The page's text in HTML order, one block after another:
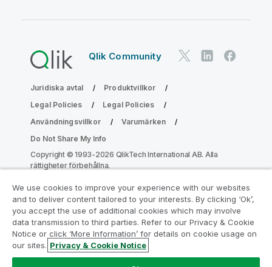
Qlik Community
Juridiska avtal
Produktvillkor
Legal Policies
Legal Policies
Användningsvillkor
Varumärken
Do Not Share My Info
Copyright © 1993-2026 QlikTech International AB. Alla
rättigheter förbehållna.
Gå med i programmet Analytics
Modernization
Modernisera utan att kompromissa med dina värdefulla
QlikView-appar med programmet för
We use cookies to improve your experience with our websites
and to deliver content tailored to your interests. By clicking ‘Ok’,
you accept the use of additional cookies which may involve
data transmission to third parties. Refer to our Privacy & Cookie
Notice or click ‘More Information’ for details on cookie usage on
our sites. Privacy & Cookie Notice